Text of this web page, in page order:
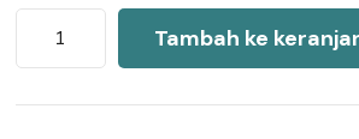
Kuantitas
Harga
Tambah ke